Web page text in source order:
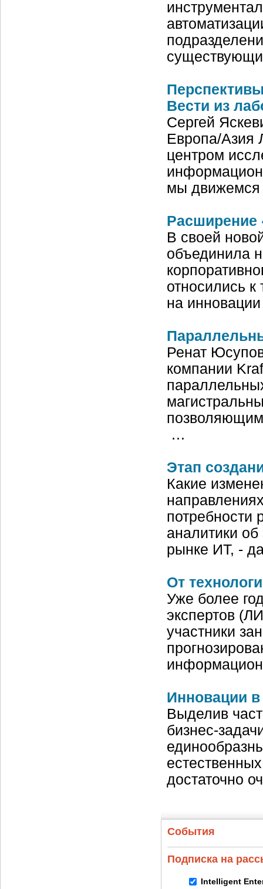
Вести из
Сергей
Европа/Азия
центром
мы
Расширение
В своей
объединила
относились
на
Ренат
компании
позволяющим
…
Этап
Какие
потребности
аналитики
рынке ИТ, -
От
Уже более
экспертов
участники
Инновации в
Выделив
бизнес-
достаточно
События
Подписка на
Intelligent